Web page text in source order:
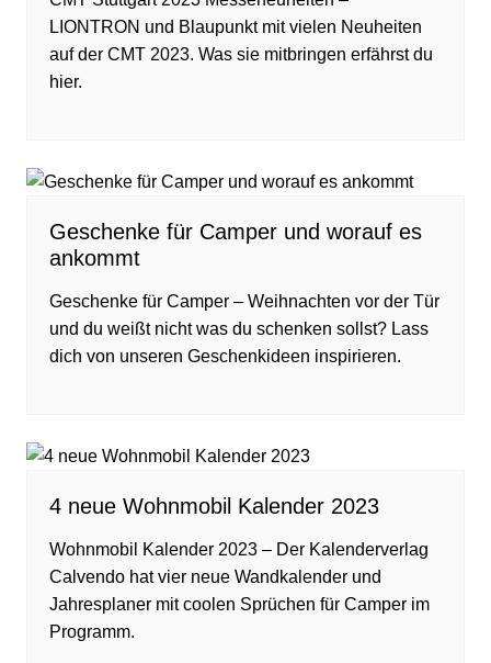
LIONTRON und Blaupunkt mit vielen Neuheiten
auf der CMT 2023. Was sie mitbringen erfährst du
hier.
Geschenke für Camper und worauf es
ankommt
Geschenke für Camper – Weihnachten vor der Tür
und du weißt nicht was du schenken sollst? Lass
dich von unseren Geschenkideen inspirieren.
4 neue Wohnmobil Kalender 2023
Wohnmobil Kalender 2023 – Der Kalenderverlag
Calvendo hat vier neue Wandkalender und
Jahresplaner mit coolen Sprüchen für Camper im
Programm.